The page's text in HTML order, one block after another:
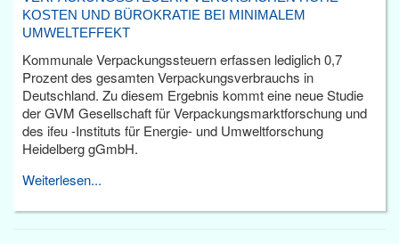
KOSTEN UND BÜROKRATIE BEI MINIMALEM
UMWELTEFFEKT
Kommunale Verpackungssteuern erfassen lediglich 0,7
Prozent des gesamten Verpackungsverbrauchs in
Deutschland. Zu diesem Ergebnis kommt eine neue Studie
der GVM Gesellschaft für Verpackungsmarktforschung und
des ifeu -Instituts für Energie- und Umweltforschung
Heidelberg gGmbH.
Weiterlesen...